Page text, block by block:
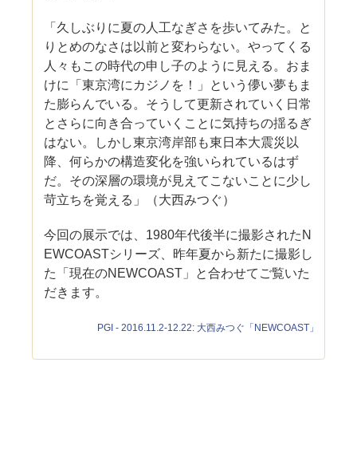
「久しぶりに夏の人工なぎさを歩いてみた。と
りとめのなさは以前と変わらない。やってくる
人々もこの時代の申し子のように見える。おま
けに「東京湾にカジノを！」という儚い夢もま
た膨らんでいる。そうして更新されていく日常
とさらに向き合っていくことに気持ちの揺るぎ
はない。しかし東京湾岸部も東日本大震災以
降、何らかの構造変化を強いられているはず
だ。その深層の環境が見えてこないことに少し
苛立ちを覚える」（大西みつぐ）
今回の展示では、1980年代後半に撮影されたN
EWCOASTシリーズ、昨年夏から新たに撮影し
た「現在のNEWCOAST」と合わせてご覧いた
だきます。
PGI - 2016.11.2-12.22: 大西みつぐ「NEWCOAST」